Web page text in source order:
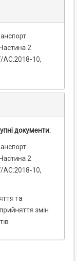
2.
AC:2018-10,
документи:
2.
AC:2018-10,
та
змін